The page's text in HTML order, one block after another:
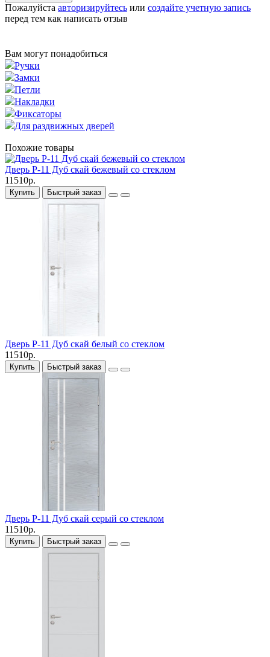
Пожалуйста авторизируйтесь или создайте учетную запись
перед тем как написать отзыв
Вам могут понадобиться
Ручки
Замки
Петли
Накладки
Фиксаторы
Для раздвижных дверей
Похожие товары
Дверь P-11 Дуб скай бежевый со стеклом
11510р.
Купить Быстрый заказ
Дверь P-11 Дуб скай белый со стеклом
11510р.
Купить Быстрый заказ
Дверь P-11 Дуб скай серый со стеклом
11510р.
Купить Быстрый заказ